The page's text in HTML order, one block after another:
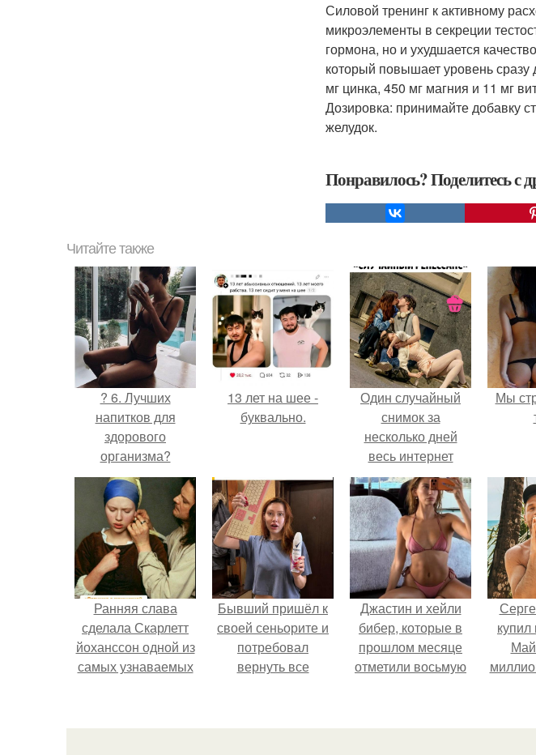
Силовой тренинг к активному
микроэлементы в секреции
гормона, но и ухудшается
который повышает уровень сразу
мг цинка, 450 мг магния и 11 мг
Дозировка: принимайте добавку
желудок.
Понравилось? Поделитесь с
Читайте также
? 6. Лучших
напитков для
здорового
организма?
13 лет на шее -
буквально.
Один случайный
снимок за
несколько дней
весь интернет
облетел.
Мы
Ранняя слава
сделала Скарлетт
йоханссон одной из
самых узнаваемых
фасадом
Бывший пришёл к
своей сеньорите и
потребовал
вернуть все
Джастин и хейли
бибер, которые в
прошлом месяце
отметили восьмую
новые фото с
купил